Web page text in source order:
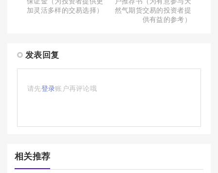
加灵活多样的交易选择）
然气期货交易的投资者提
供有益的参考）
发表回复
请先登录账户再评论哦
相关推荐